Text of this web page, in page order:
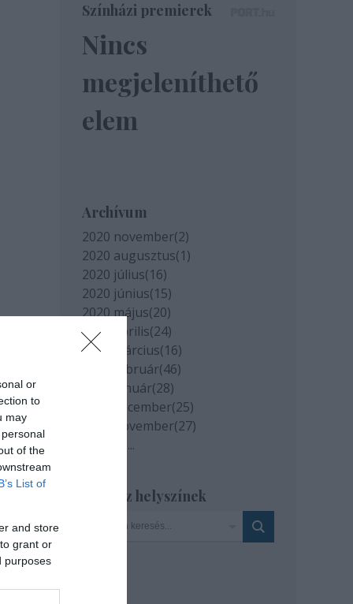
or
to
may
of the
List of
and store
grant or
purposes
Színházi premierek
Nincs
megjeleníthető
elem
Archívum
2020 november(2)
2020 augusztus(1)
2020 július(16)
2020 június(15)
2020 május(20)
2020 április(24)
2020 március(16)
2020 február(46)
2020 január(28)
2019 december(25)
2019 november(27)
...
Szinház helyszínek